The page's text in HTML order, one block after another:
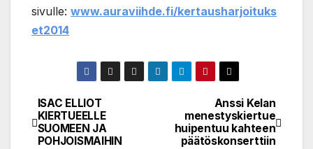
sivulle: www.auraviihde.fi/kertausharjoituks
et2014
Post
navigation
Anssi Kelan
menestyskiertue
huipentuu kahteen
päätöskonserttiin
ISAC ELLIOT
KIERTUEELLE
SUOMEEN JA
POHJOISMAIHIN